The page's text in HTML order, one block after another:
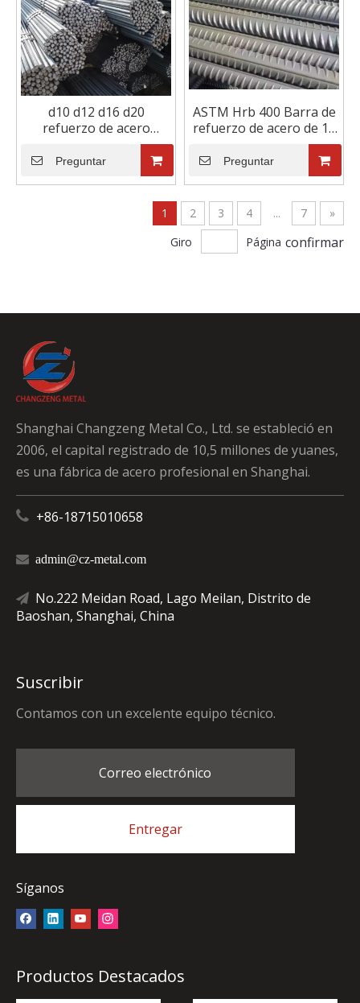
d10 d12 d16 d20
refuerzo de acero
barras de refuerzo
hormigón hierro acero
precio por tonelada
Preguntar
ASTM Hrb 400 Barra de
refuerzo de acero de 12
mm de acero deformado
para la construcción de
Preguntar
1 2 3 4 ... 7
»
Giro
Página confirmar
Shanghai Changzeng Metal Co., Ltd. se estableció en
2006, el capital registrado de 10,5 millones de yuanes,
es una fábrica de acero profesional en Shanghai.
 +86-18715010658
 admin@cz-metal.com
 No.222 Meidan Road, Lago Meilan, Distrito de
Baoshan, Shanghai, China
Suscribir
Contamos con un excelente equipo técnico.
Correo electrónico
Entregar
Síganos
Productos Destacados